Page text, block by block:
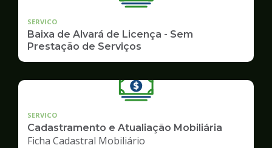
SERVICO
Baixa de Alvará de Licença - Sem
Prestação de Serviços
SERVICO
Cadastramento e Atualiação Mobiliária
Ficha Cadastral Mobiliário